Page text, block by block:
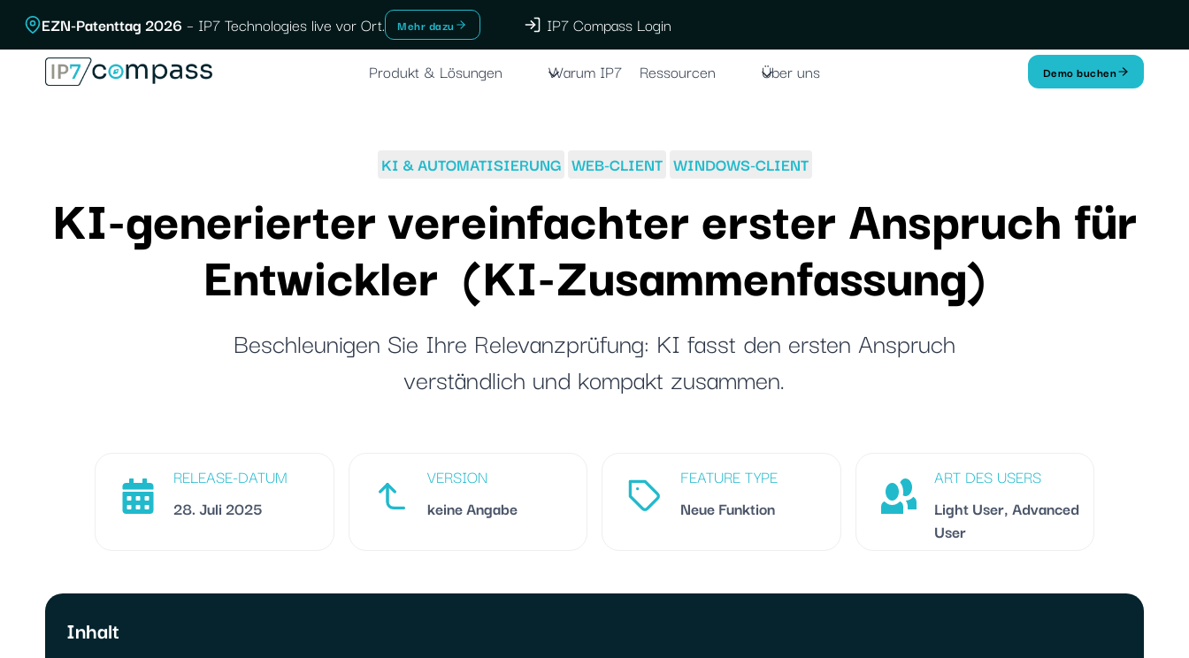
Zum
Inhalt
springen
EZN-Patenttag 2026 – IP7 Technologies live vor Ort. Mehr dazu
IP7 Compass Login
Produkt & Lösungen
Warum IP7 Ressourcen Über uns Demo buchen
KI & AUTOMATISIERUNG WEB-CLIENT WINDOWS-CLIENT
KI-generierter vereinfachter erster Anspruch für
Entwickler (KI-Zusammenfassung)
Beschleunigen Sie Ihre Relevanzprüfung: KI fasst den ersten Anspruch
verständlich und kompakt zusammen.
RELEASE-DATUM
28. Juli 2025
VERSION
keine Angabe
FEATURE TYPE
Neue Funktion
ART DES USERS
Light User, Advanced
User
Inhalt